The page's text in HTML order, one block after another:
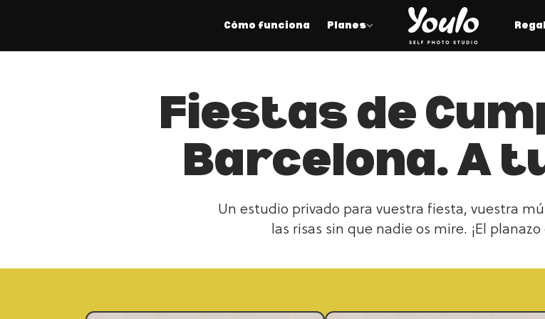
Cómo funciona Planes
Regalos de Cumpleaños
Fiestas de
Barcelona. A
Un estudio privado para vuestra fiesta, vuestra
las risas sin que nadie os mire. ¡El